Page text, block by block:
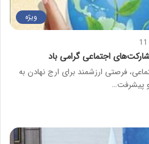
ویژه
11
فرصتی ارزشمند برای ارج نهادن به
پیشرفت…